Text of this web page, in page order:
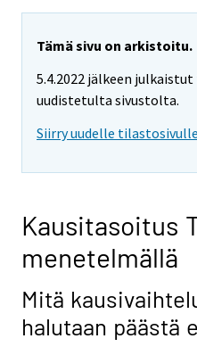
Tämä sivu on arkistoitu.
5.4.2022 jälkeen
uudistetulta sivustolta.
Siirry uudelle
Kausitasoitus
menetelmällä
Mitä
halutaan päästä